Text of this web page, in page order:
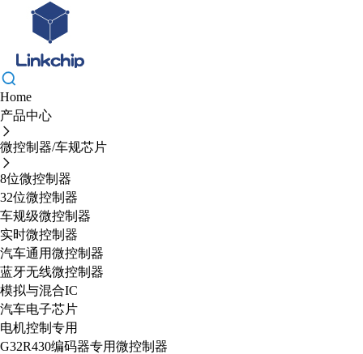
Home
产品中心
微控制器/车规芯片
8位微控制器
32位微控制器
车规级微控制器
实时微控制器
汽车通用微控制器
蓝牙无线微控制器
模拟与混合IC
汽车电子芯片
电机控制专用
G32R430编码器专用微控制器